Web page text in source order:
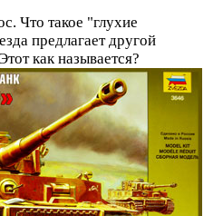
Что такое "глухие
предлагает другой
как называется?